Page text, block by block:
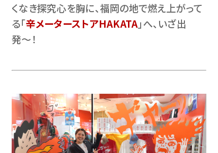
くなき探究心を胸に、福岡の地で燃え上がって
る「辛メーターストアHAKATA」へ、いざ出
発〜！